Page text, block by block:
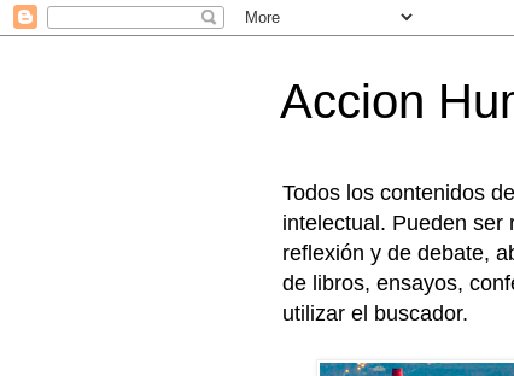
Accion
Todos los contenidos
intelectual. Pueden ser
reflexión y de debate,
de libros, ensayos,
utilizar el buscador.